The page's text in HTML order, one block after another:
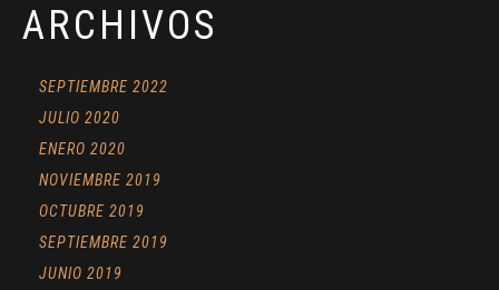
ARCHIVOS
SEPTIEMBRE 2022
JULIO 2020
ENERO 2020
NOVIEMBRE 2019
OCTUBRE 2019
SEPTIEMBRE 2019
JUNIO 2019